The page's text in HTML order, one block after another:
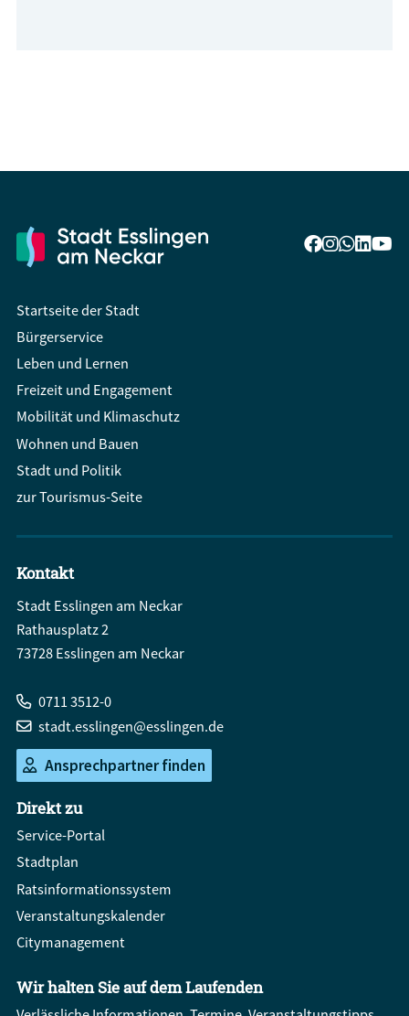
Startseite der Stadt
Bürgerservice
Leben und Lernen
Freizeit und Engagement
Mobilität und Klimaschutz
Wohnen und Bauen
Stadt und Politik
zur Tourismus-Seite
Kontakt
Stadt Esslingen am Neckar
Rathausplatz 2
73728 Esslingen am Neckar
0711 3512-0
stadt.esslingen@esslingen.de
Ansprechpartner finden
Direkt zu
Service-Portal
Stadtplan
Ratsinformationssystem
Veranstaltungskalender
Citymanagement
Wir halten Sie auf dem Laufenden